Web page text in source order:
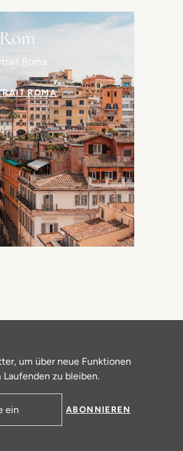
Roma
ROMA
um über neue Funktionen
zu bleiben.
ABONNIEREN